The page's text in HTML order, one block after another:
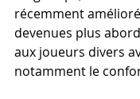
récemment
devenues plus
aux joueurs divers
notamment le